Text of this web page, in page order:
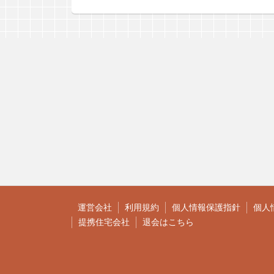
運営会社 利用規約 個人情報保護指針
個人
提携住宅会社
退会はこちら